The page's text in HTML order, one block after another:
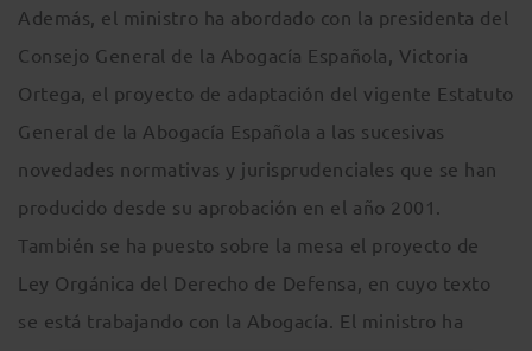
Además, el ministro ha abordado con la presidenta del
Consejo General de la Abogacía Española, Victoria
Ortega, el proyecto de adaptación del vigente Estatuto
General de la Abogacía Española a las sucesivas
novedades normativas y jurisprudenciales que se han
producido desde su aprobación en el año 2001.
También se ha puesto sobre la mesa el proyecto de
Ley Orgánica del Derecho de Defensa, en cuyo texto
se está trabajando con la Abogacía. El ministro ha